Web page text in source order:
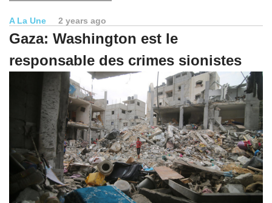
A La Une 2 years ago
Gaza: Washington est le
responsable des crimes sionistes